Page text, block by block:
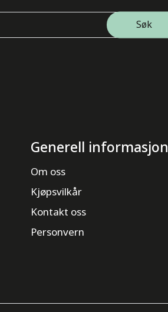
Søk
Generell informasjon
Om oss
Kjøpsvilkår
Kontakt oss
Personvern